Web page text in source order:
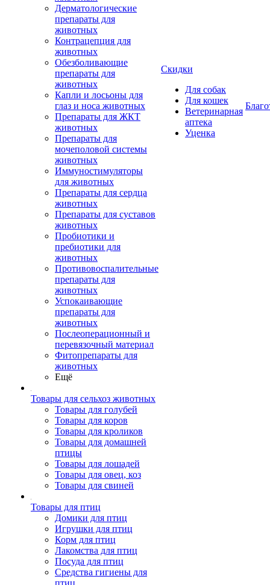
Дерматологические
препараты для
животных
Контрацепция для
животных
Обезболивающие
препараты для
животных
Капли и лосьоны для
глаз и носа животных
Препараты для ЖКТ
животных
Препараты для
мочеполовой системы
животных
Иммуностимуляторы
для животных
Препараты для сердца
животных
Препараты для суставов
животных
Пробиотики и
пребиотики для
животных
Противовоспалительные
препараты для
животных
Успокаивающие
препараты для
животных
Послеоперационный и
перевязочный материал
Фитопрепараты для
животных
Ещё
Товары для сельхоз животных
Товары для голубей
Товары для коров
Товары для кроликов
Товары для домашней
птицы
Товары для лошадей
Товары для овец, коз
Товары для свиней
Товары для птиц
Домики для птиц
Игрушки для птиц
Корм для птиц
Лакомства для птиц
Посуда для птиц
Средства гигиены для
птиц
Скидки
Для собак
Для кошек
Ветеринарная
аптека
Уценка